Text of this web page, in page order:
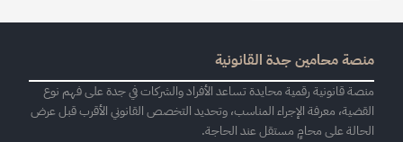
منصة محامين جدة القانونية
منصة قانونية رقمية محايدة تساعد الأفراد والشركات في جدة على فهم نوع
القضية، معرفة الإجراء المناسب، وتحديد التخصص القانوني الأقرب قبل عرض
الحالة على محامٍ مستقل عند الحاجة.